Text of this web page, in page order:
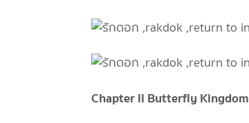
Chapter ll Butterfly Kingdom